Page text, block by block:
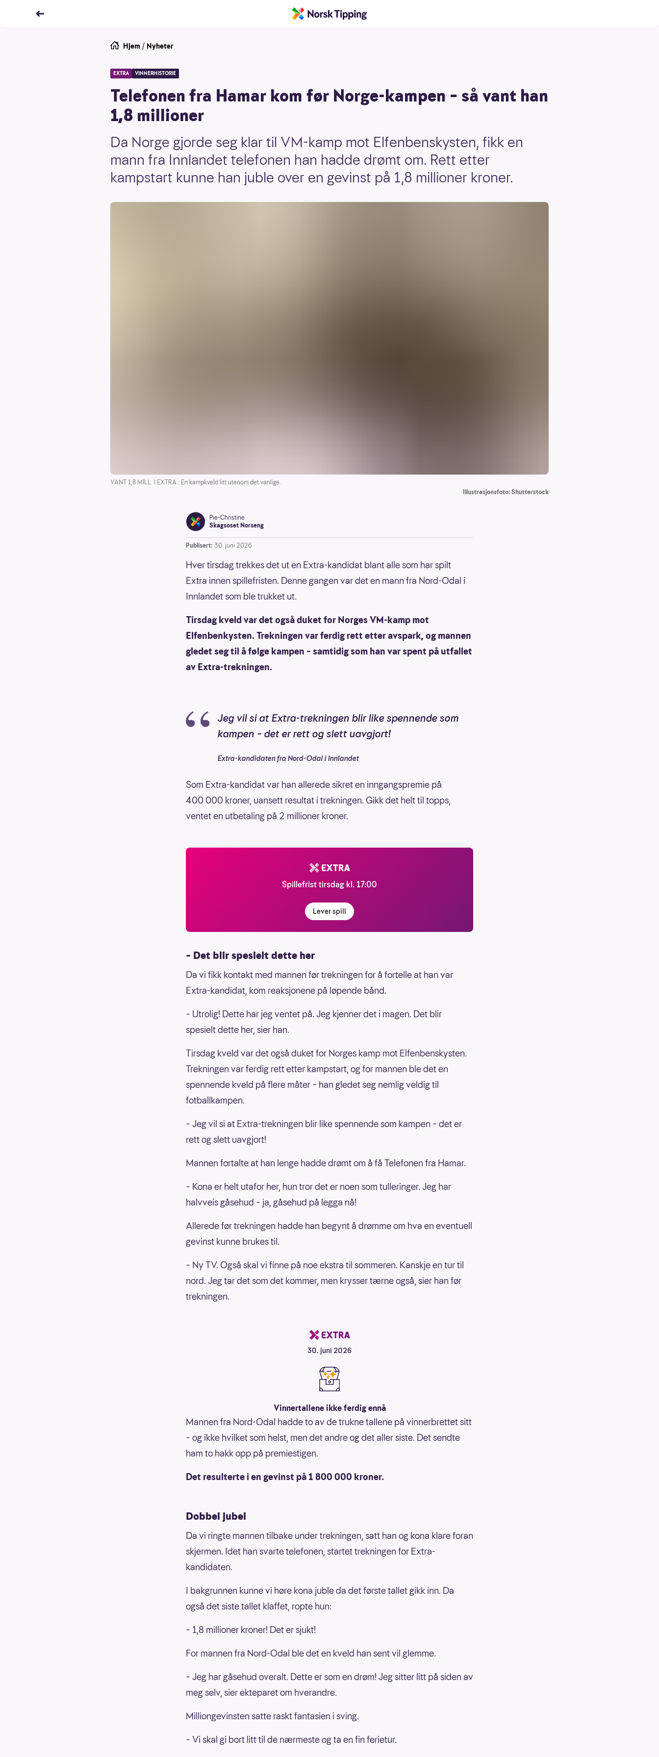
Hjem / Nyheter
EXTRA VINNERHISTORIE
Telefonen fra Hamar kom før Norge-kampen – så vant han
1,8 millioner
Da Norge gjorde seg klar til VM-kamp mot Elfenbenskysten, fikk en
mann fra Innlandet telefonen han hadde drømt om. Rett etter
kampstart kunne han juble over en gevinst på 1,8 millioner kroner.
VANT 1,8 MILL. I EXTRA.: En kampkveld litt utenom det vanlige.
Illustrasjonsfoto: Shutterstock
Pie-Christine
Skagsoset Norseng
Publisert: 30. juni 2026
Hver tirsdag trekkes det ut en Extra-kandidat blant alle som har spilt
Extra innen spillefristen. Denne gangen var det en mann fra Nord-Odal i
Innlandet som ble trukket ut.
Tirsdag kveld var det også duket for Norges VM-kamp mot
Elfenbenkysten. Trekningen var ferdig rett etter avspark, og mannen
gledet seg til å følge kampen – samtidig som han var spent på utfallet
av Extra-trekningen.
Jeg vil si at Extra-trekningen blir like spennende som
kampen – det er rett og slett uavgjort!
Extra-kandidaten fra Nord-Odal i Innlandet
Som Extra-kandidat var han allerede sikret en inngangspremie på
400 000 kroner, uansett resultat i trekningen. Gikk det helt til topps,
ventet en utbetaling på 2 millioner kroner.
Spillefrist tirsdag kl. 17:00
Lever spill
– Det blir spesielt dette her
Da vi fikk kontakt med mannen før trekningen for å fortelle at han var
Extra-kandidat, kom reaksjonene på løpende bånd.
– Utrolig! Dette har jeg ventet på. Jeg kjenner det i magen. Det blir
spesielt dette her, sier han.
Tirsdag kveld var det også duket for Norges kamp mot Elfenbenskysten.
Trekningen var ferdig rett etter kampstart, og for mannen ble det en
spennende kveld på flere måter – han gledet seg nemlig veldig til
fotballkampen.
– Jeg vil si at Extra-trekningen blir like spennende som kampen – det er
rett og slett uavgjort!
Mannen fortalte at han lenge hadde drømt om å få Telefonen fra Hamar.
– Kona er helt utafor her, hun tror det er noen som tulleringer. Jeg har
halvveis gåsehud – ja, gåsehud på legga nå!
Allerede før trekningen hadde han begynt å drømme om hva en eventuell
gevinst kunne brukes til.
– Ny TV. Også skal vi finne på noe ekstra til sommeren. Kanskje en tur til
nord. Jeg tar det som det kommer, men krysser tærne også, sier han før
trekningen.
30. juni 2026
Vinnertallene ikke ferdig ennå
Mannen fra Nord-Odal hadde to av de trukne tallene på vinnerbrettet sitt
– og ikke hvilket som helst, men det andre og det aller siste. Det sendte
ham to hakk opp på premiestigen.
Det resulterte i en gevinst på 1 800 000 kroner.
Dobbel jubel
Da vi ringte mannen tilbake under trekningen, satt han og kona klare foran
skjermen. Idet han svarte telefonen, startet trekningen for Extra-
kandidaten.
I bakgrunnen kunne vi høre kona juble da det første tallet gikk inn. Da
også det siste tallet klaffet, ropte hun:
– 1,8 millioner kroner! Det er sjukt!
For mannen fra Nord-Odal ble det en kveld han sent vil glemme.
– Jeg har gåsehud overalt. Dette er som en drøm! Jeg sitter litt på siden av
meg selv, sier ekteparet om hverandre.
Milliongevinsten satte raskt fantasien i sving.
– Vi skal gi bort litt til de nærmeste og ta en fin ferietur.